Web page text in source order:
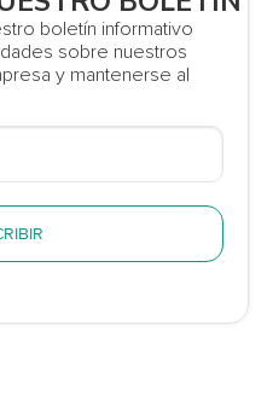
boletín informativo
sobre nuestros
y mantenerse al